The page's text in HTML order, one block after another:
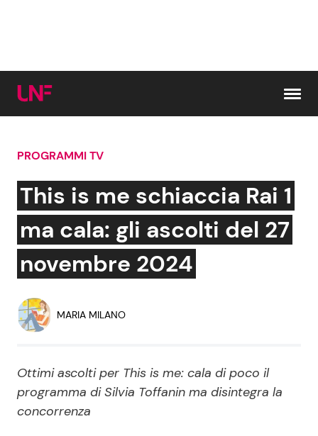
Cerca:
News e Cronaca
Attualità Italiana
Economia
Persone Scomparse
Politica
Gossip e TV
Bellezze VIP
Programmi TV
PROGRAMMI TV
This is me schiaccia Rai 1
ma cala: gli ascolti del 27
novembre 2024
MARIA MILANO
Ottimi ascolti per This is me: cala di poco il
programma di Silvia Toffanin ma disintegra la
concorrenza